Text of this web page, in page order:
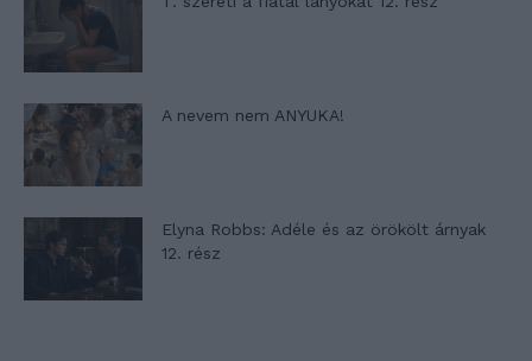
A nevem nem ANYUKA!
Elyna Robbs: Adéle és az örökölt árnyak
12. rész